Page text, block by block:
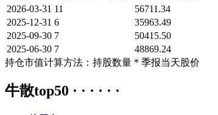
2026-03-31 11
56711.34
2025-12-31 6
35963.49
2025-09-30 7
50415.50
2025-06-30 7
48869.24
持仓市值计算方法：持股数量 * 季报当天股价
牛散top50 · · · · · ·